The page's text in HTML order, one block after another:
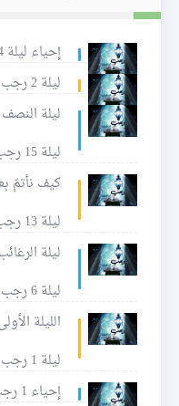
إحياء ليلة 14 رجب 1435 هجرية
ليلة 2 رجب 1435 هجرية
ليلة
ليلة 15 رجب 1434 هجرية
كيف نأتمّ
ليلة 13 رجب 1434 هجرية
ليلة
ليلة 6 رجب 1434 هجرية
الليلة
ليلة 1 رجب 1434 هجرية
إحياء 1 رجب 1435 هجرية